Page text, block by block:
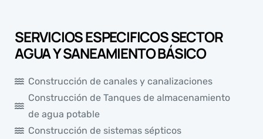
SERVICIOS ESPECIFICOS SECTOR
AGUA Y SANEAMIENTO BÁSICO
Construcción de canales y canalizaciones
Construcción de Tanques de almacenamiento
de agua potable
Construcción de sistemas sépticos